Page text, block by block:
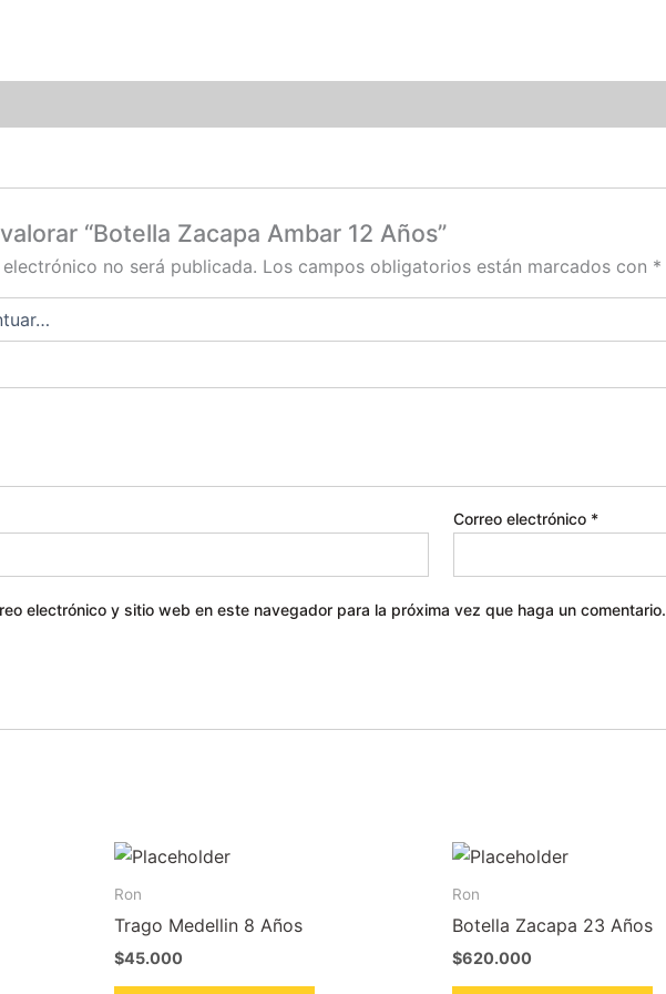
“Botella Zacapa Ambar 12 Años”
no será publicada. Los campos obligatorios están marcados con *
Correo electrónico *
electrónico y sitio web en este navegador para la próxima vez que haga un comentario.
Ron
Trago Medellin 8 Años
$45.000
Ron
Botella Zacapa 23 Años
$620.000